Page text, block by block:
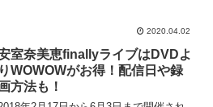
2020.04.02
室奈美恵finallyライブはDVDよ
りWOWOWがお得！配信日や録
方法も！